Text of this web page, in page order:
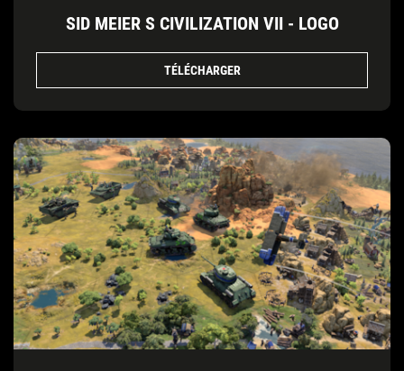
SID MEIER S CIVILIZATION VII - LOGO
TÉLÉCHARGER